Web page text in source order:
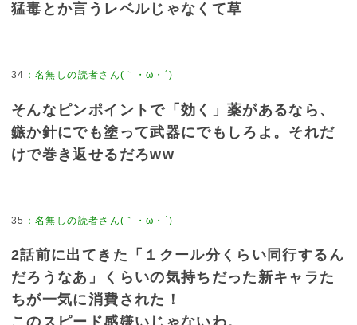
猛毒とか言うレベルじゃなくて草
34 ：名無しの読者さん(｀・ω・´)
そんなピンポイントで「効く」薬があるなら、
鏃か針にでも塗って武器にでもしろよ。それだ
けで巻き返せるだろww
35 ：名無しの読者さん(｀・ω・´)
2話前に出てきた「１クール分くらい同行するん
だろうなあ」くらいの気持ちだった新キャラた
ちが一気に消費された！
このスピード感嫌いじゃないわ。